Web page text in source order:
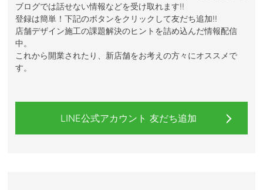
ブログでは話せない情報などを受け取れます!!
登録は簡単！下記のボタンをクリックして友だち追加!!
店舗デザイン施工の課題解決のヒントを詰め込んだ情報配信
中。
これから開業されたり、新店舗をお考えの方々にオススメで
す。
LINE公式アカウント 友だち追加